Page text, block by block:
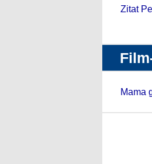
Zitat
Mama